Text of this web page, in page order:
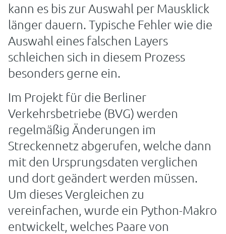
kann es bis zur Auswahl per Mausklick
länger dauern. Typische Fehler wie die
Auswahl eines falschen Layers
schleichen sich in diesem Prozess
besonders gerne ein.
Im Projekt für die Berliner
Verkehrsbetriebe (BVG) werden
regelmäßig Änderungen im
Streckennetz abgerufen, welche dann
mit den Ursprungsdaten verglichen
und dort geändert werden müssen.
Um dieses Vergleichen zu
vereinfachen, wurde ein Python-Makro
entwickelt, welches Paare von